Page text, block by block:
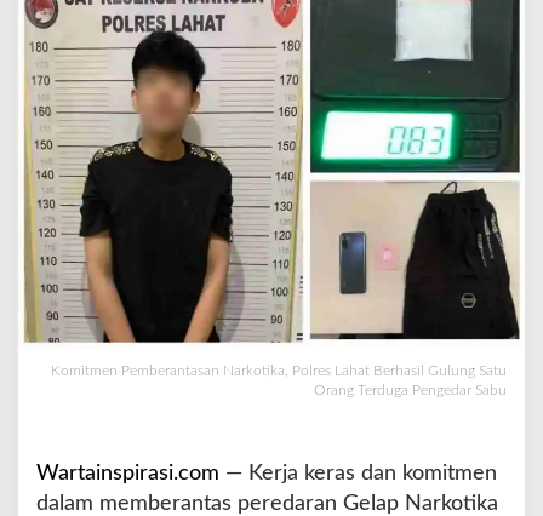
s
a
n
N
r
k
l
L
a
Komitmen Pemberantasan Narkotika, Polres Lahat Berhasil Gulung Satu
Orang Terduga Pengedar Sabu
Wartainspirasi.com — Kerja keras dan komitmen
dalam memberantas peredaran Gelap Narkotika